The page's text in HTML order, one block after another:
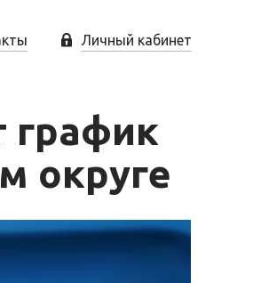
Личный кабинет
график
округе